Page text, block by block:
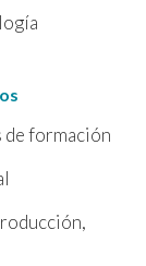
de formación